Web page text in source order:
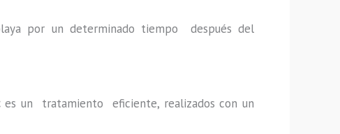
por un determinado tiempo después del
es un tratamiento eficiente, realizados con un